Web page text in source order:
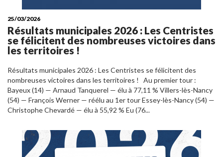
25/03/2026
Résultats municipales 2026 : Les Centristes
se félicitent des nombreuses victoires dans
les territoires !
Résultats municipales 2026 : Les Centristes se félicitent des
nombreuses victoires dans les territoires ! Au premier tour :
Bayeux (14) — Arnaud Tanquerel — élu à 77,11 % Villers-lès-Nancy
(54) — François Werner — réélu au 1er tour Essey-lès-Nancy (54) —
Christophe Chevardé — élu à 55,92 % Eu (76...